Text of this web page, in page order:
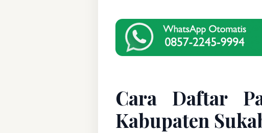
Cara Daftar
Kabupaten